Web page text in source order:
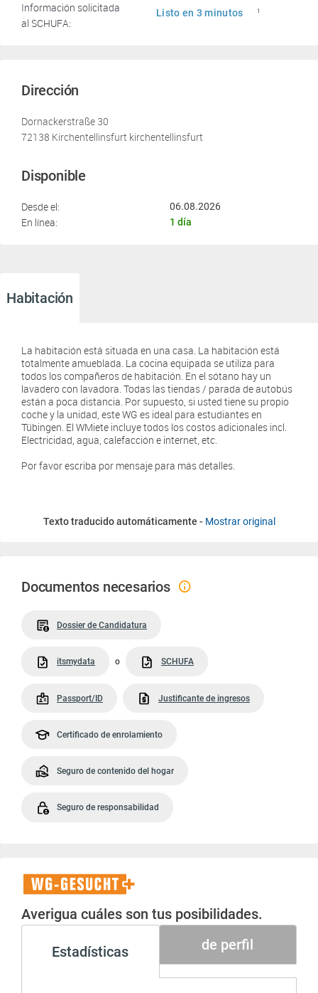
Información solicitada
al SCHUFA:
Listo en 3 minutos 1
Dirección
Dornackerstraße 30
72138 Kirchentellinsfurt kirchentellinsfurt
Disponible
Desde el: 06.08.2026
En línea: 1 día
Habitación
La habitación está situada en una casa. La habitación está
totalmente amueblada. La cocina equipada se utiliza para
todos los compañeros de habitación. En el sótano hay un
lavadero con lavadora. Todas las tiendas / parada de autobús
están a poca distancia. Por supuesto, si usted tiene su propio
coche y la unidad, este WG es ideal para estudiantes en
Tübingen. El WMiete incluye todos los costos adicionales incl.
Electricidad, agua, calefacción e internet, etc.
Por favor escriba por mensaje para más detalles.
Texto traducido automáticamente - Mostrar original
Documentos necesarios
Dossier de Candidatura
itsmydata o SCHUFA
Passport/ID Justificante de ingresos
Certificado de enrolamiento
Seguro de contenido del hogar
Seguro de responsabilidad
WG-
Gesucht+
Averigua cuáles son tus posibilidades.
Estadísticas de perfil